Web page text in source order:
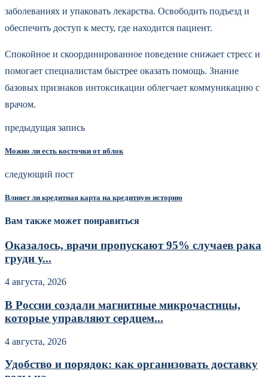
заболеваниях и упаковать лекарства. Освободить подъезд и
обеспечить доступ к месту, где находится пациент.
Спокойное и скоординированное поведение снижает стресс и
помогает специалистам быстрее оказать помощь. Знание
базовых признаков интоксикации облегчает коммуникацию с
врачом.
предыдущая запись
Можно ли есть косточки от яблок
следующий пост
Влияет ли кредитная карта на кредитную историю
Вам также может понравиться
Оказалось, врачи пропускают 95% случаев рака
груди у...
4 августа, 2026
В России создали магнитные микрочастицы,
которые управляют сердцем...
4 августа, 2026
Удобство и порядок: как организовать доставку